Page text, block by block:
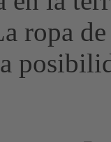
ropa